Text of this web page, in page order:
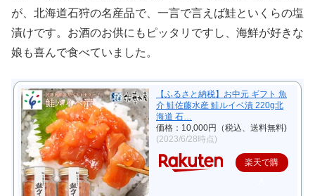
が、北海道石狩の名産品で、一言で言えば鮭といくらの塩
漬けです。お酒のお供にもピッタリですし、海鮮が好きな
娘も喜んで食べていました。
【ふるさと納税】お中元 ギフト 魚
介 鮭佐藤水産 鮭ルイベ漬 220g北
海道 石…
価格：10,000円（税込、送料無料)
(2023/6/28時点)
楽天で購